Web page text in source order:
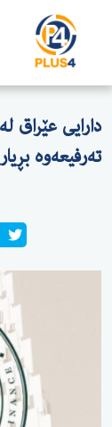
دارایی عێراق
تەرفیعەوە